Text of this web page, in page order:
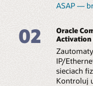
ASAP —
02
Oracle
IP/
sieciach
Kontroluj